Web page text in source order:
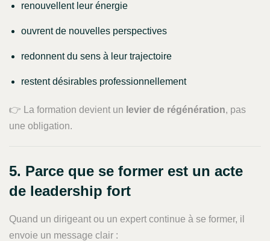
renouvellent leur énergie
ouvrent de nouvelles perspectives
redonnent du sens à leur trajectoire
restent désirables professionnellement
👉 La formation devient un levier de régénération, pas
une obligation.
5. Parce que se former est un acte
de leadership fort
Quand un dirigeant ou un expert continue à se former, il
envoie un message clair :